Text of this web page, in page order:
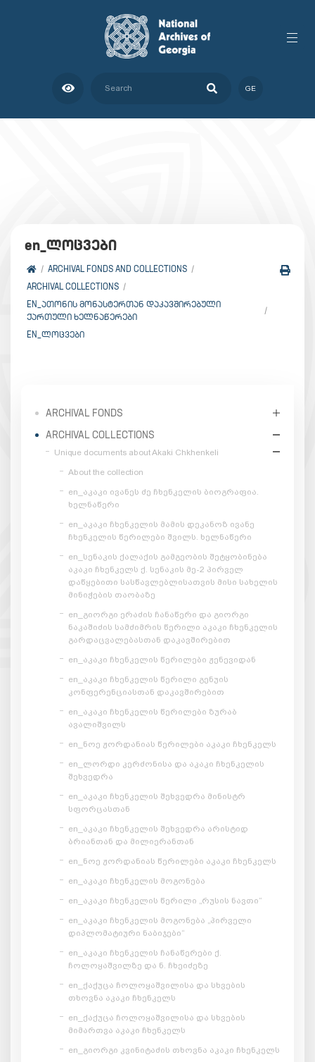
GE
en_ლოცვები
ARCHIVAL FONDS AND COLLECTIONS
ARCHIVAL COLLECTIONS
EN_ᲐᲗᲝᲜᲘᲡ ᲛᲝᲜᲐᲡᲢᲔᲠᲗᲐᲜ ᲓᲐᲙᲐᲕᲨᲘᲠᲔᲑᲣᲚᲘ
ᲥᲐᲠᲗᲣᲚᲘ ᲮᲔᲚᲜᲐᲬᲔᲠᲔᲑᲘ
EN_ᲚᲝᲪᲕᲔᲑᲘ
ARCHIVAL FONDS
ARCHIVAL COLLECTIONS
Unique documents about Akaki Chkhenkeli
About the collection
en_აკაკი ივანეს ძე ჩხენკელის ბიოგრაფია.
ხელნაწერი
en_აკაკი ჩხენკელის მამის დეკანოზ ივანე
ჩხენკელის წერილები შვილს. ხელნაწერი
en_სენაკის ქალაქის გამგეობის შეტყობინება
აკაკი ჩხენკელს ქ. სენაკის მე-2 პირველ
დაწყებითი სასწავლებლისათვის მისი სახელის
მინიჭების თაობაზე
en_გიორგი ერაძის ჩანაწერი და გიორგი
ნაკაშიძის სამძიმრის წერილი აკაკი ჩხენკელის
გარდაცვალებასთან დაკავშირებით
en_აკაკი ჩხენკელის წერილები ჟენევიდან
en_აკაკი ჩხენკელის წერილი გენუის
კონფერენციასთან დაკავშირებით
en_აკაკი ჩხენკელის წერილები ზურაბ
ავალიშვილს
en_ნოე ჟორდანიას წერილები აკაკი ჩხენკელს
en_ლორდი კერძონისა და აკაკი ჩხენკელის
შეხვედრა
en_აკაკი ჩხენკელის შეხვედრა მინისტრ
სფორცასთან
en_აკაკი ჩხენკელის შეხვედრა არისტიდ
ბრიანთან და მილიერანთან
en_ნოე ჟორდანიას წერილები აკაკი ჩხენკელს
en_აკაკი ჩხენკელის მოგონება
en_აკაკი ჩხენკელის წერილი „რუსის ნავთი“
en_აკაკი ჩხენკელის მოგონება „პირველი
დიპლომატიური ნაბიჯები“
en_აკაკი ჩხენკელის ჩანაწერები ქ.
ჩოლოყაშვილზე და ნ. ჩხეიძეზე
en_ქაქუცა ჩოლოყაშვილისა და სხვების
თხოვნა აკაკი ჩხენკელს
en_ქაქუცა ჩოლოყაშვილისა და სხვების
მიმართვა აკაკი ჩხენკელს
en_გიორგი კვინიტაძის თხოვნა აკაკი ჩხენკელს